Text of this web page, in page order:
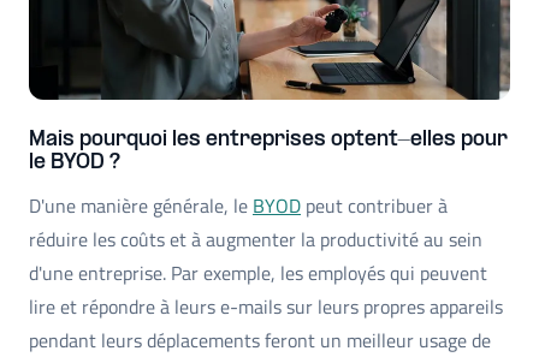
Mais pourquoi les entreprises optent-elles pour
le BYOD ?
D'une manière générale, le BYOD peut contribuer à
réduire les coûts et à augmenter la productivité au sein
d'une entreprise. Par exemple, les employés qui peuvent
lire et répondre à leurs e-mails sur leurs propres appareils
pendant leurs déplacements feront un meilleur usage de